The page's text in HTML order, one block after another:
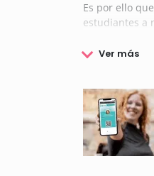
Es por ello
estudiantes a
Si deseas